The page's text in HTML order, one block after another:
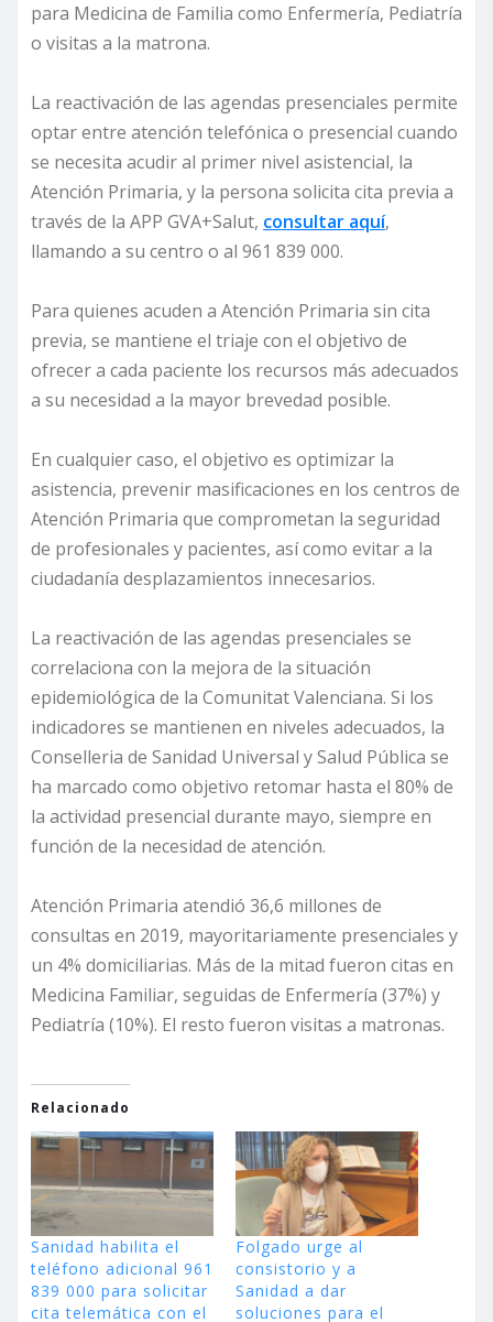
para Medicina de Familia como Enfermería, Pediatría
o visitas a la matrona.
La reactivación de las agendas presenciales permite
optar entre atención telefónica o presencial cuando
se necesita acudir al primer nivel asistencial, la
Atención Primaria, y la persona solicita cita previa a
través de la APP GVA+Salut, consultar aquí,
llamando a su centro o al 961 839 000.
Para quienes acuden a Atención Primaria sin cita
previa, se mantiene el triaje con el objetivo de
ofrecer a cada paciente los recursos más adecuados
a su necesidad a la mayor brevedad posible.
En cualquier caso, el objetivo es optimizar la
asistencia, prevenir masificaciones en los centros de
Atención Primaria que comprometan la seguridad
de profesionales y pacientes, así como evitar a la
ciudadanía desplazamientos innecesarios.
La reactivación de las agendas presenciales se
correlaciona con la mejora de la situación
epidemiológica de la Comunitat Valenciana. Si los
indicadores se mantienen en niveles adecuados, la
Conselleria de Sanidad Universal y Salud Pública se
ha marcado como objetivo retomar hasta el 80% de
la actividad presencial durante mayo, siempre en
función de la necesidad de atención.
Atención Primaria atendió 36,6 millones de
consultas en 2019, mayoritariamente presenciales y
un 4% domiciliarias. Más de la mitad fueron citas en
Medicina Familiar, seguidas de Enfermería (37%) y
Pediatría (10%). El resto fueron visitas a matronas.
Relacionado
Sanidad habilita el
teléfono adicional 961
839 000 para solicitar
cita telemática con el
Folgado urge al
consistorio y a
Sanidad a dar
soluciones para el